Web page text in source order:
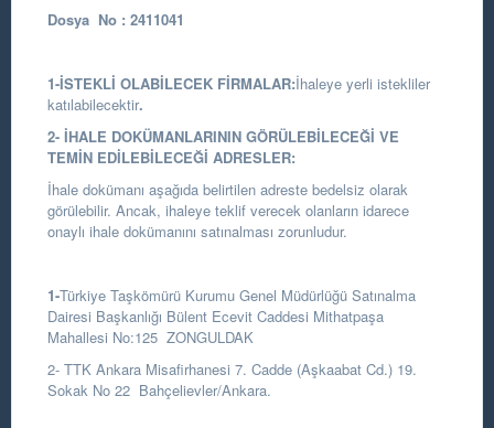
Dosya No : 2411041
1-İSTEKLİ OLABİLECEK FİRMALAR:İhaleye yerli istekliler
katılabilecektir.
2- İHALE DOKÜMANLARININ GÖRÜLEBİLECEĞİ VE
TEMİN EDİLEBİLECEĞİ ADRESLER:
İhale dokümanı aşağıda belirtilen adreste bedelsiz olarak
görülebilir. Ancak, ihaleye teklif verecek olanların idarece
onaylı ihale dokümanını satınalması zorunludur.
1-Türkiye Taşkömürü Kurumu Genel Müdürlüğü Satınalma
Dairesi Başkanlığı Bülent Ecevit Caddesi Mithatpaşa
Mahallesi No:125 ZONGULDAK
2- TTK Ankara Misafirhanesi 7. Cadde (Aşkaabat Cd.) 19.
Sokak No 22 Bahçelievler/Ankara.